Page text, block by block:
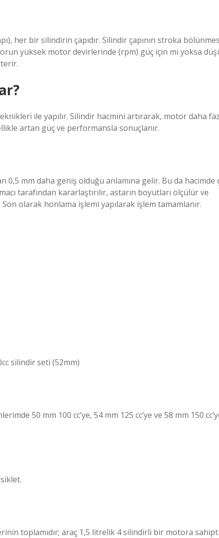
her bir silindirin çapıdır. Silindir çapının stroka
yüksek motor devirlerinde (rpm) güç için mi yoksa
ile yapılır. Silindir hacmini artırarak, motor daha
artan güç ve performansla sonuçlanır.
0,5 mm daha geniş olduğu anlamına gelir. Bu da hacimde
tarafından kararlaştırılır, astarın boyutları ölçülür ve
olarak honlama işlemi yapılarak işlem tamamlanır.
silindir seti (52mm)
50 mm 100 cc’ye, 54 mm 125 cc’ye ve 58 mm 150
toplamıdır; araç 1,5 litrelik 4 silindirli bir motora